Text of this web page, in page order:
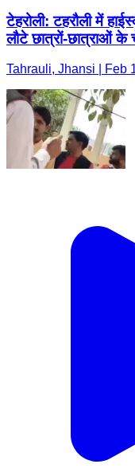
टेहरोली: टहरौली में
लौटे छात्रों-छात्राओं के
Tahrauli, Jhansi | Feb